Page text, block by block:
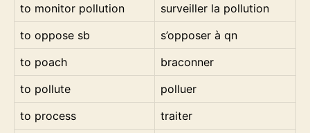
to monitor pollution
surveiller la pollution
to oppose sb
s’opposer à qn
to poach
braconner
to pollute
polluer
to process
traiter